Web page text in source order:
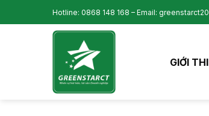
to
Hotline: 0868 148 168 – Email:
GIỚI